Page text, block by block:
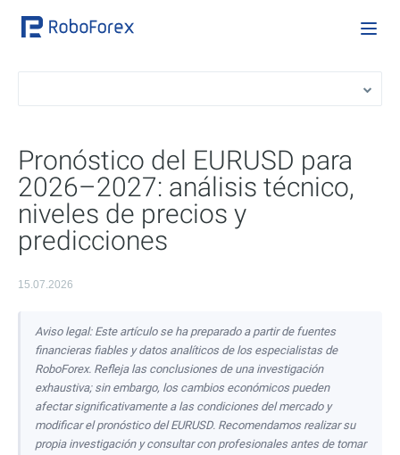
Pronóstico del EURUSD para
2026–2027: análisis técnico,
niveles de precios y
predicciones
15.07.2026
Aviso legal: Este artículo se ha preparado a partir de fuentes
financieras fiables y datos analíticos de los especialistas de
RoboForex. Refleja las conclusiones de una investigación
exhaustiva; sin embargo, los cambios económicos pueden
afectar significativamente a las condiciones del mercado y
modificar el pronóstico del EURUSD. Recomendamos realizar su
propia investigación y consultar con profesionales antes de tomar